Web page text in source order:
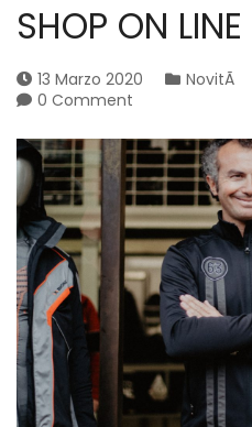
SHOP ON LINE
13 Marzo 2020 NovitÃ
0 Comment